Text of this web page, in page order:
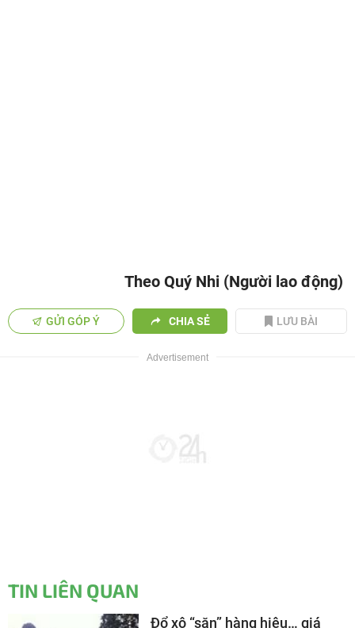
Theo Quý Nhi (Người lao động)
GỬI GÓP Ý CHIA SẺ LƯU BÀI
TIN LIÊN QUAN
Đổ xô “săn” hàng hiệu… giá